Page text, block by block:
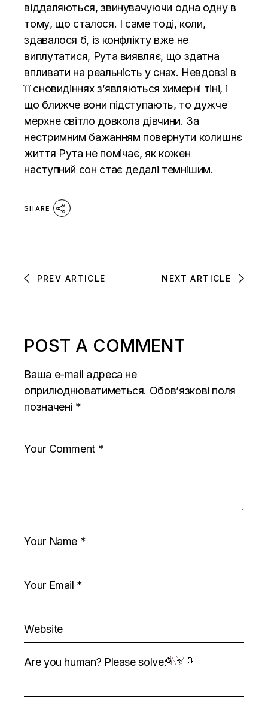
віддаляються, звинувачуючи одна одну в
тому, що сталося. І саме тоді, коли,
здавалося б, із конфлікту вже не
виплутатися, Рута виявляє, що здатна
впливати на реальність у снах. Невдовзі в
її сновидіннях з’являються химерні тіні, і
що ближче вони підступають, то дужче
мерхне світло довкола дівчини. За
нестримним бажанням повернути колишнє
життя Рута не помічає, як кожен
наступний сон стає дедалі темнішим.
SHARE
PREV ARTICLE NEXT ARTICLE
POST A COMMENT
Ваша e-mail адреса не
оприлюднюватиметься. Обов’язкові поля
позначені *
Are you human? Please solve: